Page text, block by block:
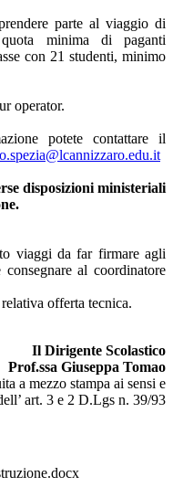
parte al viaggio di
minima di paganti
con 21 studenti, minimo
operator.
potete contattare il
disposizioni ministeriali
viaggi da far firmare agli
al coordinatore
offerta tecnica.
Il Dirigente Scolastico
Prof.ssa Giuseppa Tomao
a mezzo stampa ai sensi e
art. 3 e 2 D.Lgs n. 39/93